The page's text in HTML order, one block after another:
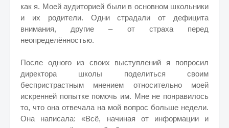
как я. Моей аудиторией были в основном школьники
и их родители. Одни страдали от дефицита
внимания, другие – от страха перед
неопределённостью.
После одного из своих выступлений я попросил
директора школы поделиться своим
беспристрастным мнением относительно моей
искренней попытке помочь им. Мне не понравилось
то, что она отвечала на мой вопрос больше недели.
Она написала: «Всё, начиная от информации и